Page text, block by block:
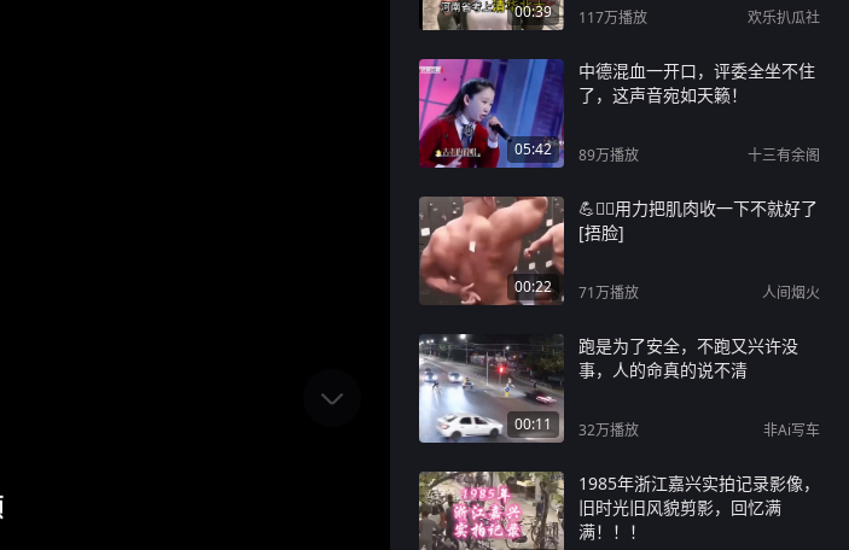
00:39 117万播放 欢乐扒瓜社
05:42
中德混血一开口，评委全坐不住
了，这声音宛如天籁！
89万播放 十三有余阁
00:22
💪🏋️‍♂️用力把肌肉收一下不就好了
[捂脸]
71万播放 人间烟火
00:11
跑是为了安全，不跑又兴许没
事，人的命真的说不清
32万播放 非Ai写车
1985年浙江嘉兴实拍记录影像，
旧时光旧风貌剪影，回忆满
满！！！